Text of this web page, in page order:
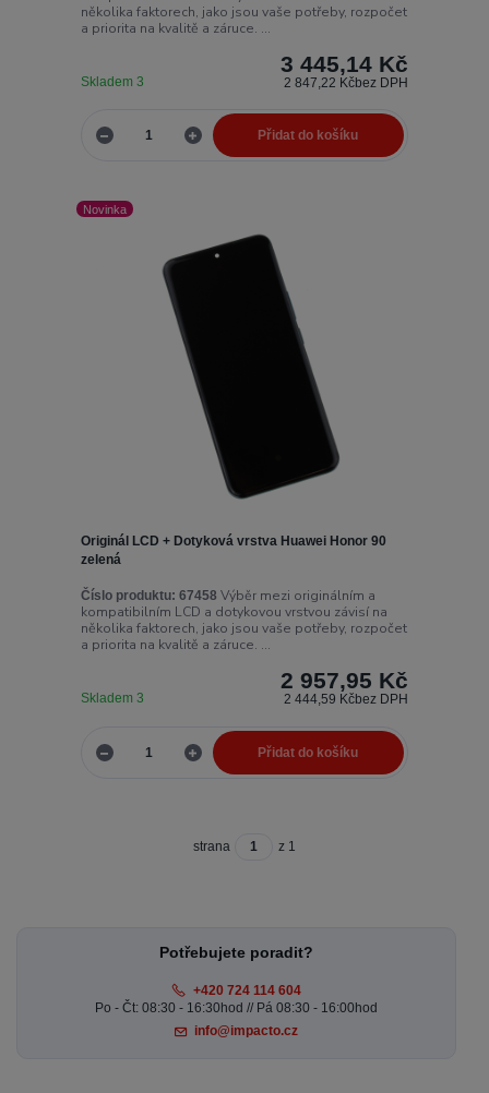
několika faktorech, jako jsou vaše potřeby, rozpočet
a priorita na kvalitě a záruce. ...
3 445,14 Kč
2 847,22 Kčbez DPH
Skladem 3
Přidat do košíku
Novinka
Originál LCD + Dotyková vrstva Huawei Honor 90
zelená
Číslo produktu: 67458 Výběr mezi originálním a
kompatibilním LCD a dotykovou vrstvou závisí na
několika faktorech, jako jsou vaše potřeby, rozpočet
a priorita na kvalitě a záruce. ...
2 957,95 Kč
2 444,59 Kčbez DPH
Skladem 3
Přidat do košíku
strana z 1
Potřebujete poradit?
+420 724 114 604
Po - Čt: 08:30 - 16:30hod // Pá 08:30 - 16:00hod
info@impacto.cz